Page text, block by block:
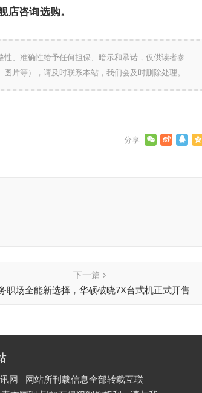
店咨询选购。
、准确性给予任何担保、暗示和承诺，仅供读者参
片等），请及时联系本站，我们会及时删除处理。
下一篇
职场全能新选择，华硕破晓7X台式机正式开售
网– 网站所刊载信息全部转载互联